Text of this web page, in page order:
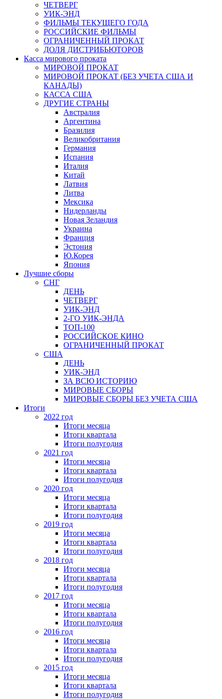
ЧЕТВЕРГ
УИК-ЭНД
ФИЛЬМЫ ТЕКУЩЕГО ГОДА
РОССИЙСКИЕ ФИЛЬМЫ
ОГРАНИЧЕННЫЙ ПРОКАТ
ДОЛЯ ДИСТРИБЬЮТОРОВ
Касса мирового проката
МИРОВОЙ ПРОКАТ
МИРОВОЙ ПРОКАТ (БЕЗ УЧЕТА США И
КАНАДЫ)
КАССА США
ДРУГИЕ СТРАНЫ
Австралия
Аргентина
Бразилия
Великобритания
Германия
Испания
Италия
Китай
Латвия
Литва
Мексика
Нидерланды
Новая Зеландия
Украина
Франция
Эстония
Ю.Корея
Япония
Лучшие сборы
СНГ
ДЕНЬ
ЧЕТВЕРГ
УИК-ЭНД
2-ГО УИК-ЭНДА
ТОП-100
РОССИЙСКОЕ КИНО
ОГРАНИЧЕННЫЙ ПРОКАТ
США
ДЕНЬ
УИК-ЭНД
ЗА ВСЮ ИСТОРИЮ
МИРОВЫЕ СБОРЫ
МИРОВЫЕ СБОРЫ БЕЗ УЧЕТА США
Итоги
2022 год
Итоги месяца
Итоги квартала
Итоги полугодия
2021 год
Итоги месяца
Итоги квартала
Итоги полугодия
2020 год
Итоги месяца
Итоги квартала
Итоги полугодия
2019 год
Итоги месяца
Итоги квартала
Итоги полугодия
2018 год
Итоги месяца
Итоги квартала
Итоги полугодия
2017 год
Итоги месяца
Итоги квартала
Итоги полугодия
2016 год
Итоги месяца
Итоги квартала
Итоги полугодия
2015 год
Итоги месяца
Итоги квартала
Итоги полугодия